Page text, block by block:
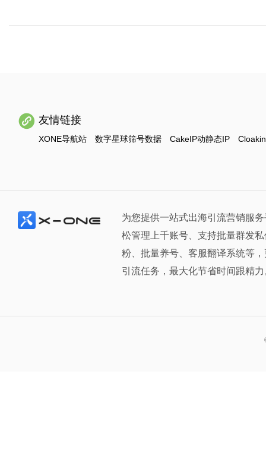
友情链接
XONE导航站 数字星球筛号数据 CakeIP动静态IP
为您提供一站式出海引流营销服
松管理上千账号、支持批量群发
粉、批量养号、客服翻译系统等
引流任务，最大化节省时间跟精力